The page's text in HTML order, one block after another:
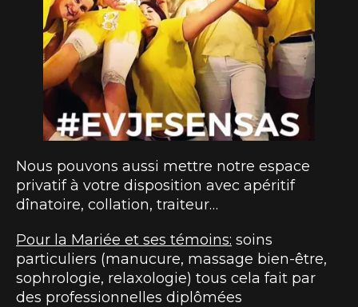
Nous pouvons aussi mettre notre espace
privatif à votre disposition avec apéritif
dînatoire, collation, traiteur…
Pour la Mariée et ses témoins: soins
particuliers (manucure, massage bien-être,
sophrologie, relaxologie) tous cela fait par
des professionnelles diplômées